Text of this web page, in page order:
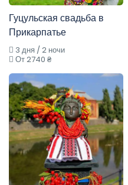
Гуцульская свадьба в
Прикарпатье
3 дня / 2 ночи
От 2740 ₴